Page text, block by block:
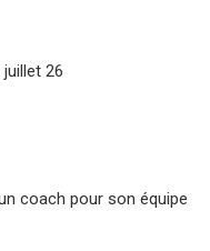
26
coach pour son équipe